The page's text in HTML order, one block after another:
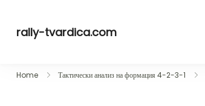
content
rally-tvardica.com
Home Тактически анализ на формация 4-2-3-1